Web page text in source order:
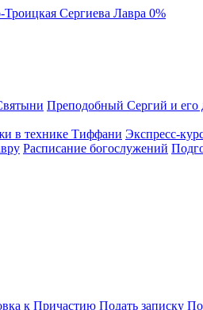
Троицкая Сергиева Лавра 0%
Преподобный Сергий и его
в технике Тиффани Экспресс-
Расписание богослужений
к Причастию Подать записку